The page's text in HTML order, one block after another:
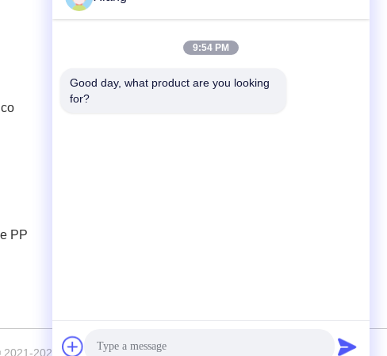
PP
Contato Rápido
Telefone
2026 Shenzhen HYPET Co., Ltd. Todos os direitos reservados.
9:54 PM
Good day, what product are you looking
for?